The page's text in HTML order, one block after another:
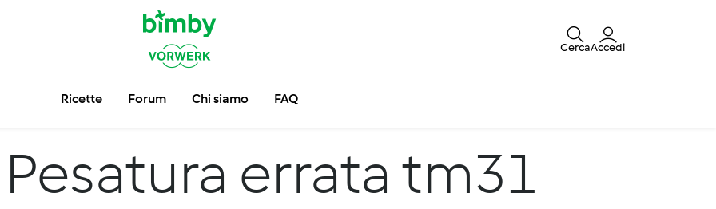
CercaAccedi
Ricette Forum Chi siamo FAQ
Pesatura errata tm31